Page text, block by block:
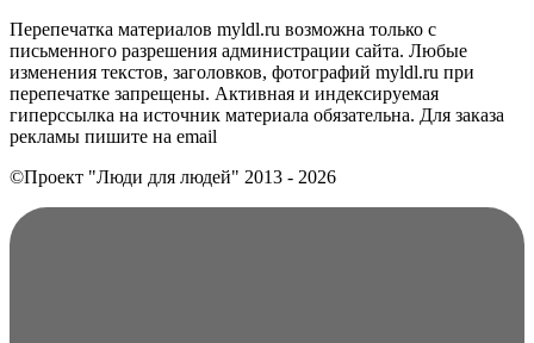
Перепечатка материалов myldl.ru возможна только с
письменного разрешения администрации сайта. Любые
изменения текстов, заголовков, фотографий myldl.ru при
перепечатке запрещены. Активная и индексируемая
гиперссылка на источник материала обязательна. Для заказа
рекламы пишите на еmail
©Проект "Люди для людей" 2013 - 2026